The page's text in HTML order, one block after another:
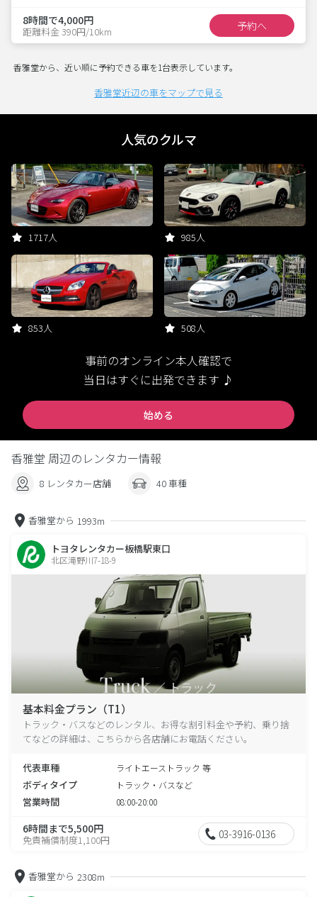
8時間で4,000円
距離料金 390円/10km 予約へ
香雅堂から、近い順に予約できる車を1台表示しています。
香雅堂近辺の車をマップで見る
人気のクルマ
1717人 985人
853人 508人
事前のオンライン本人確認で
当日はすぐに出発できます ♪
始める
香雅堂 周辺のレンタカー情報
8 レンタカー店舗 40 車種
香雅堂から 1993m
トヨタレンタカー板橋駅東口
北区滝野川7-18-9
基本料金プラン（T1）
トラック・バスなどのレンタル、お得な割引料金や予約、乗り捨
てなどの詳細は、こちらから各店舗にお電話ください。
代表車種 ライトエーストラック 等
ボディタイプ トラック・バスなど
営業時間 08:00-20:00
6時間まで5,500円
免責補償制度1,100円 03-3916-0136
香雅堂から 2308m